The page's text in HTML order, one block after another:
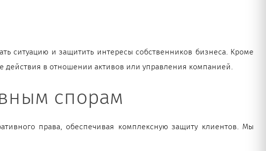
ситуацию и защитить интересы собственников бизнеса. Кроме
действия в отношении активов или управления компанией.
спорам
права, обеспечивая комплексную защиту клиентов. Мы